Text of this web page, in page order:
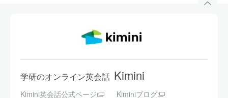
学研のオンライン英会話 Kimini
Kimini英会話公式ページ Kiminiブログ